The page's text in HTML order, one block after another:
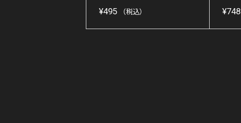
ュ...
¥495 （税込） ¥748